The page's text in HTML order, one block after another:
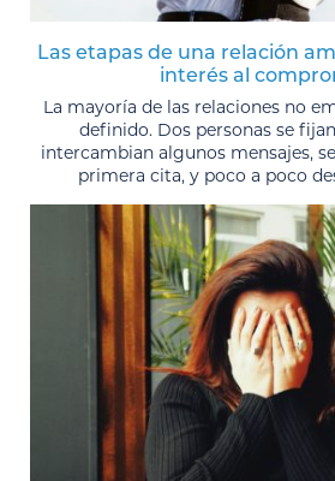
Las etapas de una relación
interés al
La mayoría de las relaciones no
definido. Dos personas se
intercambian algunos mensajes,
primera cita, y poco a poco